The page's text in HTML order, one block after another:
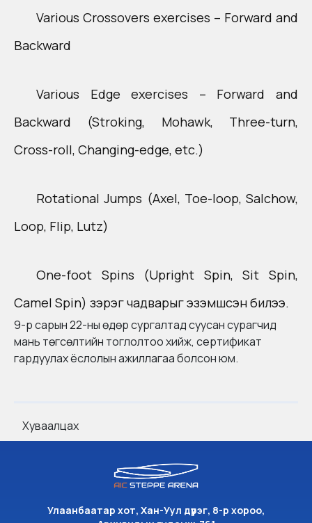
Various Crossovers exercises – Forward and
Backward​
Various Edge exercises – Forward and
Backward ​(Stroking, Mohawk, Three-turn,
Cross-roll, Changing-edge, etc.)​
Rotational Jumps ​(Axel, Toe-loop, Salchow,
Loop, Flip, Lutz)​
One-foot Spins ​(Upright Spin, Sit Spin,
Camel Spin) зэрэг чадварыг эзэмшсэн билээ.​
9-р сарын 22-ны өдөр сургалтад суусан сурагчид
мань төгсөлтийн тоглолтоо хийж, сертификат
гардуулах ёслолын ажиллагаа болсон юм.
Хуваалцах
Улаанбаатар хот, Хан-Уул дүүрэг, 8-р хороо,